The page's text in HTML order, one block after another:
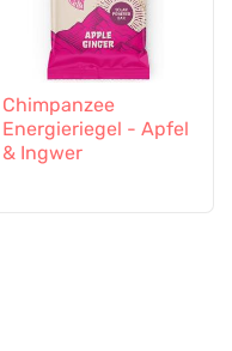
Chimpanzee
Energieriegel - Apfel
& Ingwer